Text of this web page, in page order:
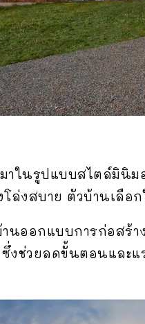
าในรูปแบบสไตล์มินิ
โล่งสบาย ตัวบ้านเลือ
านออกแบบการก่อสร้
งช่วยลดขั้นตอนและ